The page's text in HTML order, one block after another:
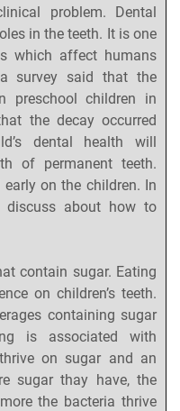
problem. Dental
in the teeth. It is one
which affect humans
survey said that the
preschool children in
the decay occurred
dental health will
of permanent teeth.
early on the children. In
about how to
contain sugar. Eating
on children’s teeth.
containing sugar
is associated with
on sugar and an
sugar thay have, the
the bacteria thrive